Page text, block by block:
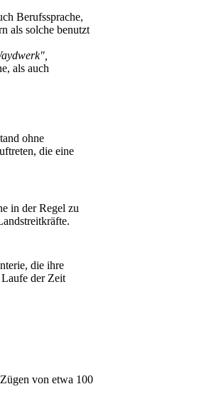
Berufssprache,
als solche benutzt
als auch
ohne
die eine
in der Regel zu
die ihre
der Zeit
von etwa 100